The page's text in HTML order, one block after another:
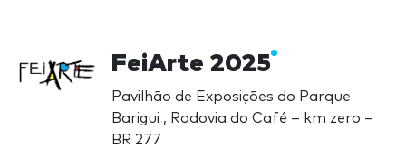
FeiArte 2025
Pavilhão de Exposições do Parque
Barigui , Rodovia do Café – km zero –
BR 277